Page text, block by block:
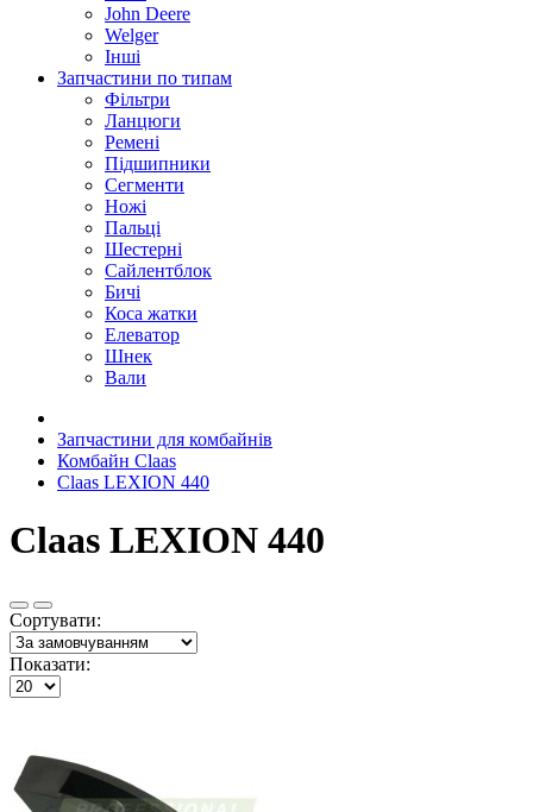
John Deere
Welger
Інші
Запчастини по типам
Фільтри
Ланцюги
Ремені
Підшипники
Сегменти
Ножі
Пальці
Шестерні
Сайлентблок
Бичі
Коса жатки
Елеватор
Шнек
Вали
Запчастини для комбайнів
Комбайн Claas
Claas LEXION 440
Claas LEXION 440
Сортувати:
Показати: